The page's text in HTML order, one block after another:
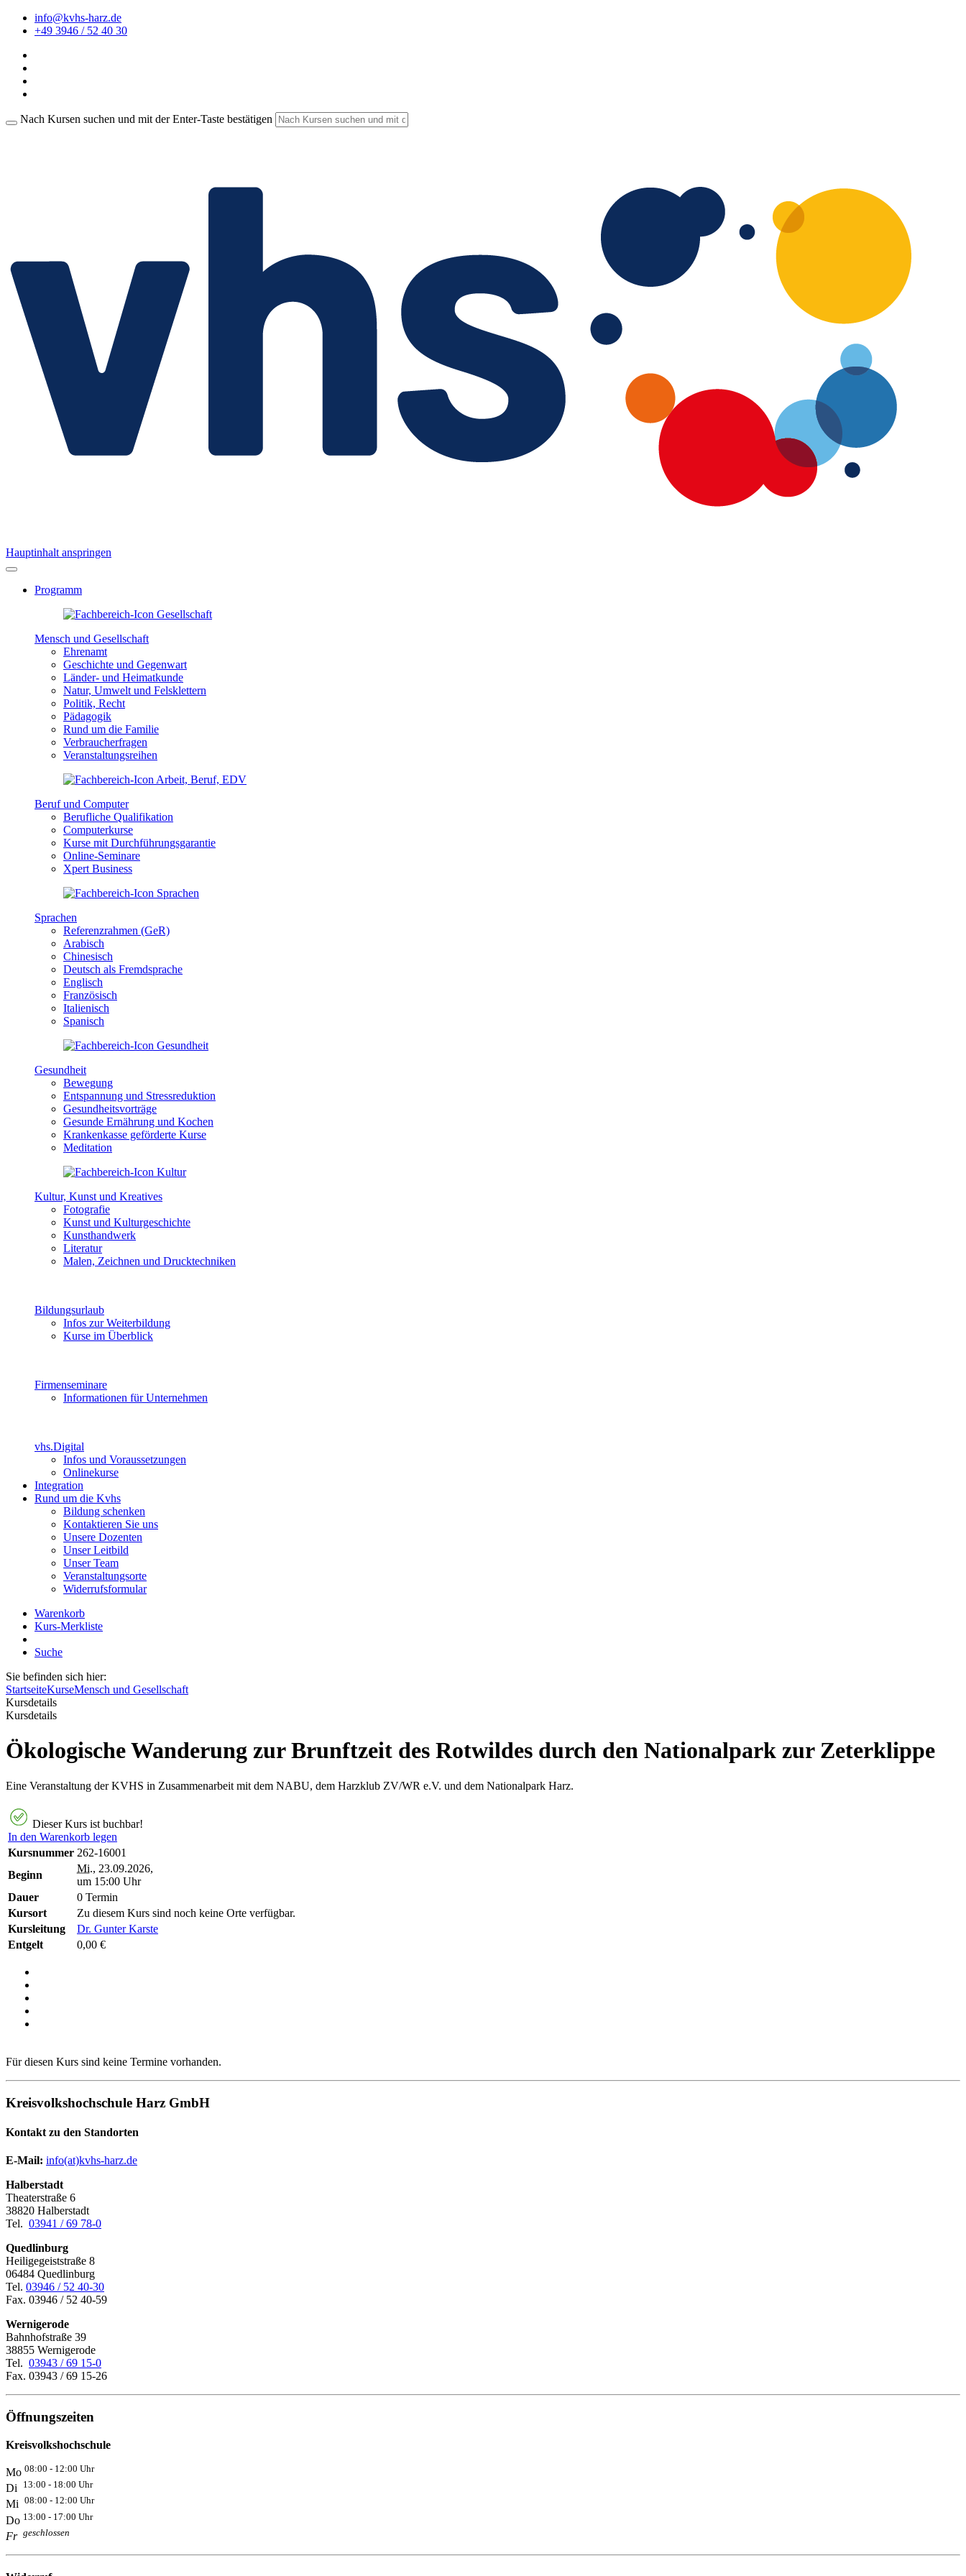
info@kvhs-harz.de
+49 3946 / 52 40 30
Nach Kursen suchen und mit der Enter-Taste bestätigen
Hauptinhalt anspringen
Programm
Mensch und Gesellschaft
Ehrenamt
Geschichte und Gegenwart
Länder- und Heimatkunde
Natur, Umwelt und Felsklettern
Politik, Recht
Pädagogik
Rund um die Familie
Verbraucherfragen
Veranstaltungsreihen
Beruf und Computer
Berufliche Qualifikation
Computerkurse
Kurse mit Durchführungsgarantie
Online-Seminare
Xpert Business
Sprachen
Referenzrahmen (GeR)
Arabisch
Chinesisch
Deutsch als Fremdsprache
Englisch
Französisch
Italienisch
Spanisch
Gesundheit
Bewegung
Entspannung und Stressreduktion
Gesundheitsvorträge
Gesunde Ernährung und Kochen
Krankenkasse geförderte Kurse
Meditation
Kultur, Kunst und Kreatives
Fotografie
Kunst und Kulturgeschichte
Kunsthandwerk
Literatur
Malen, Zeichnen und Drucktechniken
Bildungsurlaub
Infos zur Weiterbildung
Kurse im Überblick
Firmenseminare
Informationen für Unternehmen
vhs.Digital
Infos und Voraussetzungen
Onlinekurse
Integration
Rund um die Kvhs
Bildung schenken
Kontaktieren Sie uns
Unsere Dozenten
Unser Leitbild
Unser Team
Veranstaltungsorte
Widerrufsformular
Warenkorb
Kurs-Merkliste
Suche
Sie befinden sich hier:
StartseiteKurseMensch und Gesellschaft
Kursdetails
Kursdetails
Ökologische Wanderung zur Brunftzeit des Rotwildes durch den Nationalpark zur Zeterklippe
Eine Veranstaltung der KVHS in Zusammenarbeit mit dem NABU, dem Harzklub ZV/WR e.V. und dem Nationalpark Harz.
Dieser Kurs ist buchbar!
In den Warenkorb legen
Kursnummer 262-16001
Beginn
Mi., 23.09.2026,
um 15:00 Uhr
Dauer
0 Termin
Kursort
Zu diesem Kurs sind noch keine Orte verfügbar.
Kursleitung
Dr. Gunter Karste
Entgelt
0,00 €
Für diesen Kurs sind keine Termine vorhanden.
Kreisvolkshochschule Harz GmbH
Kontakt zu den Standorten
E-Mail: info(at)kvhs-harz.de
Halberstadt
Theaterstraße 6
38820 Halberstadt
Tel. 03941 / 69 78-0
Quedlinburg
Heiligegeiststraße 8
06484 Quedlinburg
Tel. 03946 / 52 40-30
Fax. 03946 / 52 40-59
Wernigerode
Bahnhofstraße 39
38855 Wernigerode
Tel. 03943 / 69 15-0
Fax. 03943 / 69 15-26
Öffnungszeiten
Kreisvolkshochschule
Mo 08:00 - 12:00 Uhr
Di 13:00 - 18:00 Uhr
Mi 08:00 - 12:00 Uhr
Do 13:00 - 17:00 Uhr
Fr geschlossen